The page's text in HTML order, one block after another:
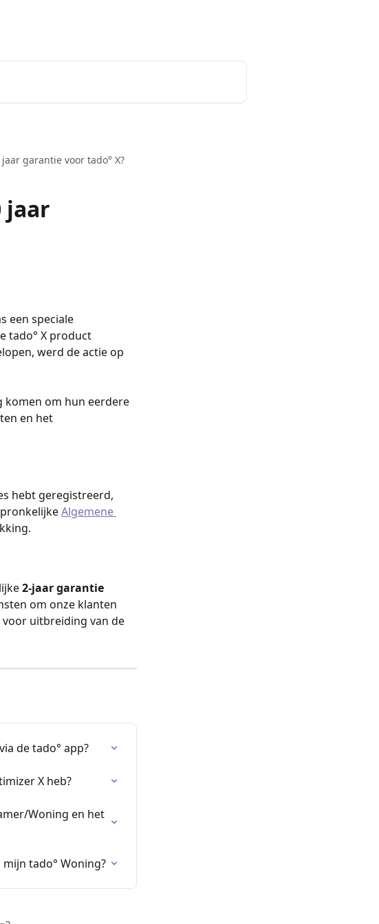
garantie voor tado° X?
jaar
een speciale
tado° X product
werd de actie op
komen om hun eerdere
en het
hebt geregistreerd,
Algemene
2-jaar garantie
om onze klanten
uitbreiding van de
de tado° app?
X heb?
Woning en het
tado° Woning?